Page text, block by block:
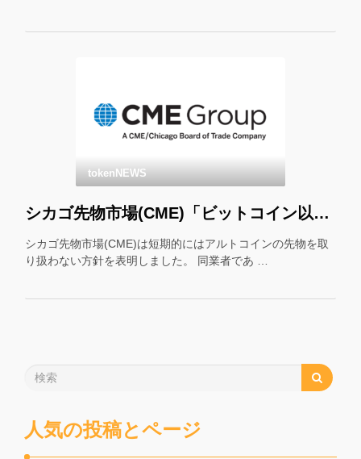
tokenNEWS
シカゴ先物市場(CME)「ビットコイン以外の先物はやりません」
シカゴ先物市場(CME)は短期的にはアルトコインの先物を取
り扱わない方針を表明しました。 同業者であ …
人気の投稿とページ